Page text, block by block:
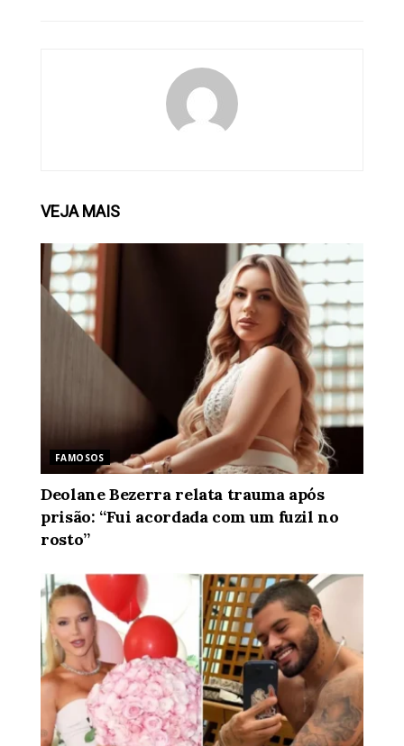
VEJAMAIS
FAMOSOS
Deolane Bezerra relata trauma após
prisão: “Fui acordada com um fuzil no
rosto”